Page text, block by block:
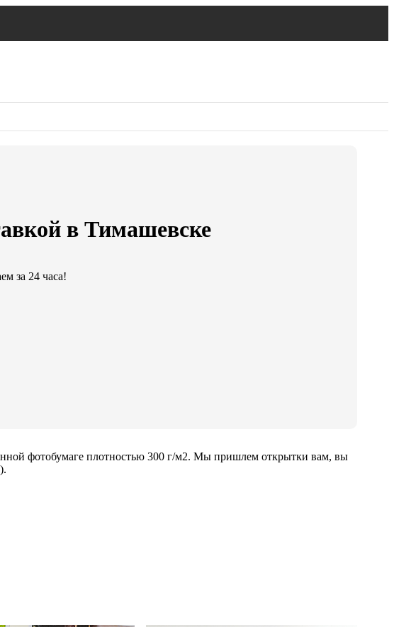
в Тимашевске
за 24 часа!
фотобумаге плотностью 300 г/м2. Мы пришлем открытки вам, вы